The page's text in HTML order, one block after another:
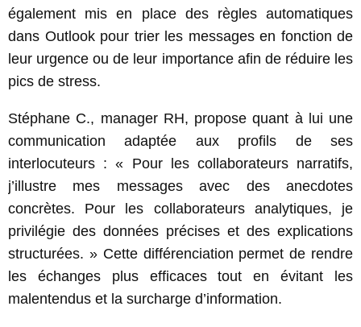
également mis en place des règles automatiques
dans Outlook pour trier les messages en fonction de
leur urgence ou de leur importance afin de réduire les
pics de stress.
Stéphane C., manager RH, propose quant à lui une
communication adaptée aux profils de ses
interlocuteurs : « Pour les collaborateurs narratifs,
j’illustre mes messages avec des anecdotes
concrètes. Pour les collaborateurs analytiques, je
privilégie des données précises et des explications
structurées. » Cette différenciation permet de rendre
les échanges plus efficaces tout en évitant les
malentendus et la surcharge d’information.